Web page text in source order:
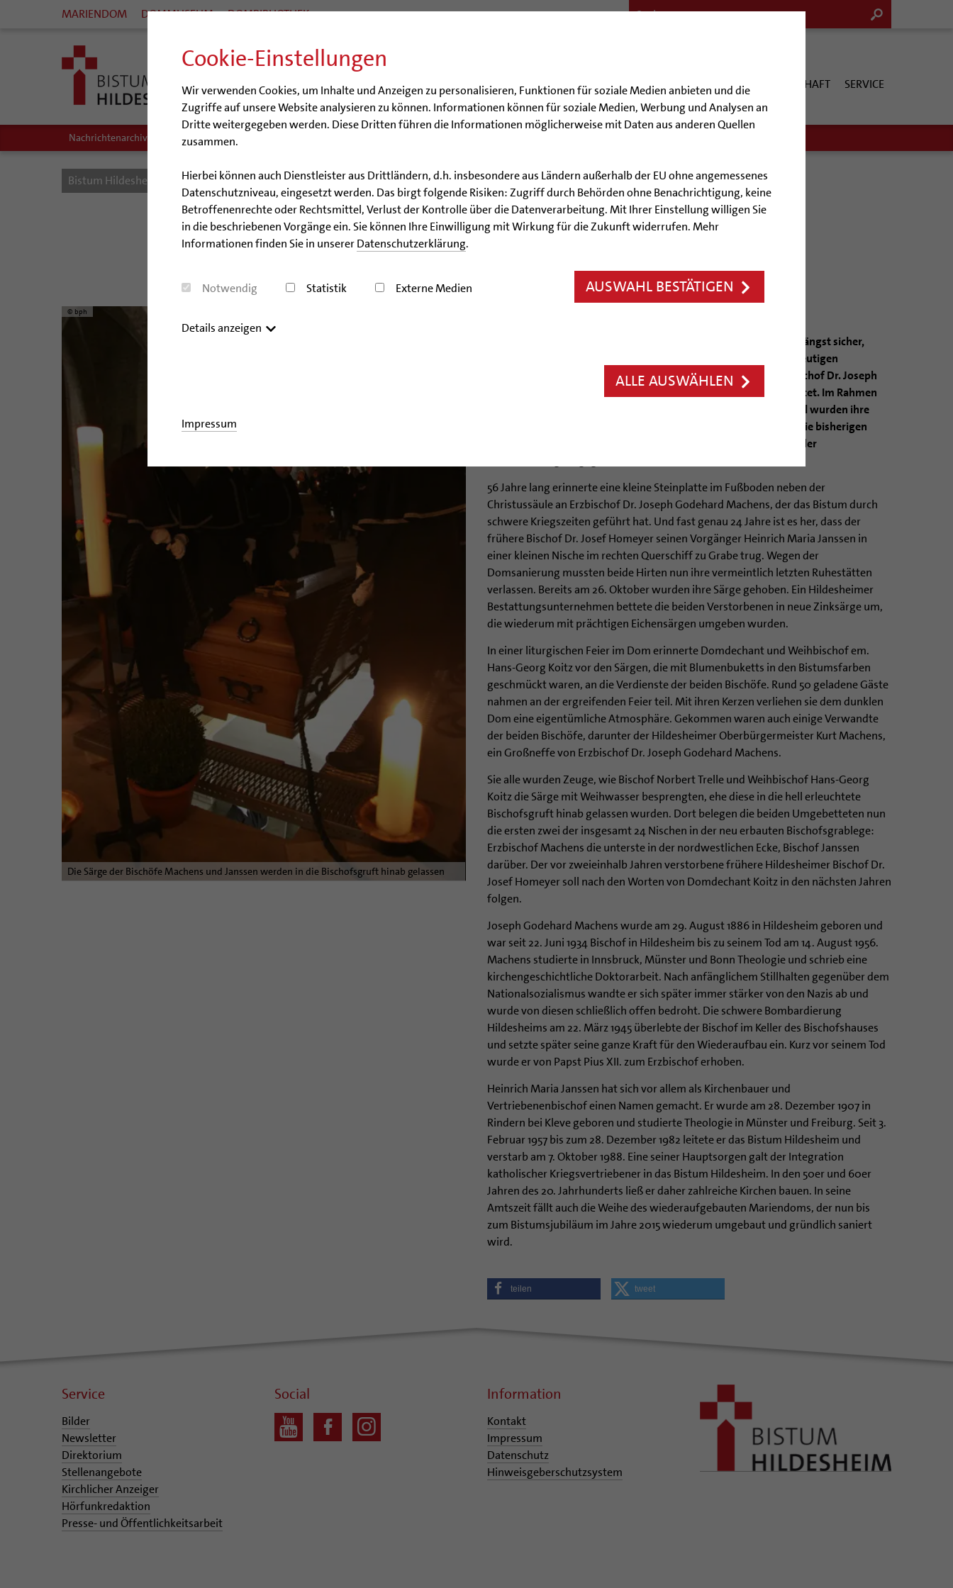
Cookie-Einstellungen
Wir verwenden Cookies, um Inhalte und Anzeigen zu personalisieren, Funktionen für soziale Medien anbieten und die
Zugriffe auf unsere Website analysieren zu können. Informationen können für soziale Medien, Werbung und Analysen an
Dritte weitergegeben werden. Diese Dritten führen die Informationen möglicherweise mit Daten aus anderen Quellen
zusammen.
Hierbei können auch Dienstleister aus Drittländern, d.h. insbesondere aus Ländern außerhalb der EU ohne angemessenes
Datenschutzniveau, eingesetzt werden. Das birgt folgende Risiken: Zugriff durch Behörden ohne Benachrichtigung, keine
Betroffenenrechte oder Rechtsmittel, Verlust der Kontrolle über die Datenverarbeitung. Mit Ihrer Einstellung willigen Sie
in die beschriebenen Vorgänge ein. Sie können Ihre Einwilligung mit Wirkung für die Zukunft widerrufen. Mehr
Informationen finden Sie in unsererDatenschutzerklärung.
Notwendig Statistik Externe Medien AUSWAHL BESTÄTIGEN
Details anzeigen
ALLE AUSWÄHLEN
Impressum
MARIENDOM DOMMUSEUM DOMBIBLIOTHEK
BISTUM BERATUNG & HILFE BILDUNG & KULTUR KIRCHE & GESELLSCHAFT SERVICE
Nachrichtenarchiv Audio/Podcasts
Bistum Hildesheim Bistum Nachrichten Artikel
Neue Grablege
Bischöfe Dr. Joseph Godehard Machens und Heinrich Maria Janssen wurden umgebettet
© bph
Die Särge der Bischöfe Machens und Janssen werden in die Bischofsgruft hinab gelassen
Hildesheim (bph) Einen Platz in der Bistumsgeschichte haben sie längst sicher,
ihren bisherigen Platz im Dom jedoch mussten sie räumen: Am heutigen
Mittwochabend, 14. November, hat das Bistum Hildesheim Erzbischof Dr. Joseph
Godehard Machens und Bischof Heinrich Maria Janssen umgebettet. Im Rahmen
einer kleinen Feier mit Bischof Norbert Trelle und dem Domkapitel wurden ihre
Särge als erste in die neue Bischofsgruft im Mittelschiff verlegt. Die bisherigen
Grabstellen im südlichen Querschiff des Doms mussten im Zuge der
56 Jahre lang erinnerte eine kleine Steinplatte im Fußboden neben der
Christussäule an Erzbischof Dr. Joseph Godehard Machens, der das Bistum durch
schwere Kriegszeiten geführt hat. Und fast genau 24 Jahre ist es her, dass der
frühere Bischof Dr. Josef Homeyer seinen Vorgänger Heinrich Maria Janssen in
einer kleinen Nische im rechten Querschiff zu Grabe trug. Wegen der
Domsanierung mussten beide Hirten nun ihre vermeintlich letzten Ruhestätten
verlassen. Bereits am 26. Oktober wurden ihre Särge gehoben. Ein Hildesheimer
Bestattungsunternehmen bettete die beiden Verstorbenen in neue Zinksärge um,
die wiederum mit prächtigen Eichensärgen umgeben wurden.
In einer liturgischen Feier im Dom erinnerte Domdechant und Weihbischof em.
Hans-Georg Koitz vor den Särgen, die mit Blumenbuketts in den Bistumsfarben
geschmückt waren, an die Verdienste der beiden Bischöfe. Rund 50 geladene Gäste
nahmen an der ergreifenden Feier teil. Mit ihren Kerzen verliehen sie dem dunklen
Dom eine eigentümliche Atmosphäre. Gekommen waren auch einige Verwandte
der beiden Bischöfe, darunter der Hildesheimer Oberbürgermeister Kurt Machens,
ein Großneffe von Erzbischof Dr. Joseph Godehard Machens.
Sie alle wurden Zeuge, wie Bischof Norbert Trelle und Weihbischof Hans-Georg
Koitz die Särge mit Weihwasser besprengten, ehe diese in die hell erleuchtete
Bischofsgruft hinab gelassen wurden. Dort belegen die beiden Umgebetteten nun
die ersten zwei der insgesamt 24 Nischen in der neu erbauten Bischofsgrablege:
Erzbischof Machens die unterste in der nordwestlichen Ecke, Bischof Janssen
darüber. Der vor zweieinhalb Jahren verstorbene frühere Hildesheimer Bischof Dr.
Josef Homeyer soll nach den Worten von Domdechant Koitz in den nächsten Jahren
folgen.
Joseph Godehard Machens wurde am 29. August 1886 in Hildesheim geboren und
war seit 22. Juni 1934 Bischof in Hildesheim bis zu seinem Tod am 14. August 1956.
Machens studierte in Innsbruck, Münster und Bonn Theologie und schrieb eine
kirchengeschichtliche Doktorarbeit. Nach anfänglichem Stillhalten gegenüber dem
Nationalsozialismus wandte er sich später immer stärker von den Nazis ab und
wurde von diesen schließlich offen bedroht. Die schwere Bombardierung
Hildesheims am 22. März 1945 überlebte der Bischof im Keller des Bischofshauses
und setzte später seine ganze Kraft für den Wiederaufbau ein. Kurz vor seinem Tod
wurde er von Papst Pius XII. zum Erzbischof erhoben.
Heinrich Maria Janssen hat sich vor allem als Kirchenbauer und
Vertriebenenbischof einen Namen gemacht. Er wurde am 28. Dezember 1907 in
Rindern bei Kleve geboren und studierte Theologie in Münster und Freiburg. Seit 3.
Februar 1957 bis zum 28. Dezember 1982 leitete er das Bistum Hildesheim und
verstarb am 7. Oktober 1988. Eine seiner Hauptsorgen galt der Integration
katholischer Kriegsvertriebener in das Bistum Hildesheim. In den 50er und 60er
Jahren des 20. Jahrhunderts ließ er daher zahlreiche Kirchen bauen. In seine
Amtszeit fällt auch die Weihe des wiederaufgebauten Mariendoms, der nun bis
zum Bistumsjubiläum im Jahre 2015 wiederum umgebaut und gründlich saniert
wird.
teilen tweet
Service
Bilder
Newsletter
Direktorium
Stellenangebote
Kirchlicher Anzeiger
Hörfunkredaktion
Presse- und Öffentlichkeitsarbeit
Social Information
Kontakt
Impressum
Datenschutz
Hinweisgeberschutzsystem